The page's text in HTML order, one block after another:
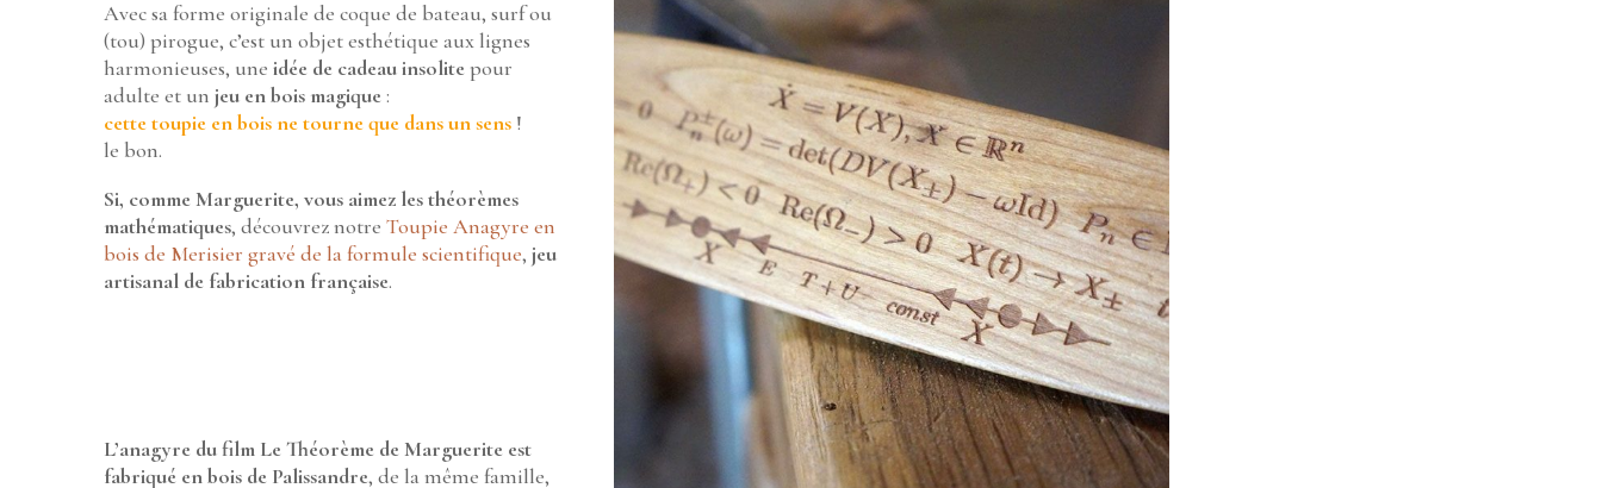
Avec sa forme originale de coque de bateau, surf ou
(tou) pirogue, c’est un objet esthétique aux lignes
harmonieuses, une idée de cadeau insolite pour
adulte et un jeu en bois magique :
cette toupie en bois ne tourne que dans un sens !
le bon.
Si, comme Marguerite, vous aimez les théorèmes
mathématiques, découvrez notreToupie Anagyre en
bois de Merisier gravé de la formule scientifique,jeu
artisanal de fabrication française.
L’anagyre du film Le Théorème de Marguerite est
fabriqué en bois de Palissandre, de la même famille,